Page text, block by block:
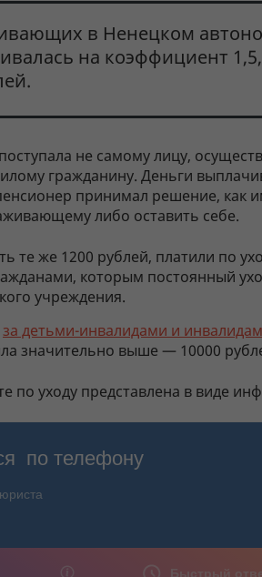
в Ненецком
на коэффициент
не самому лицу,
гражданину. Деньги
принимал решение, как
либо оставить себе.
те же 1200 рублей, платили по
которым постоянный
учреждения.
за детьми-инвалидами и
значительно выше — 10000
по уходу представлена в виде